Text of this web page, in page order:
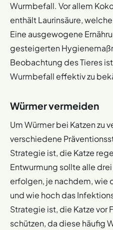
Wurmbefall. Vor allem
enthält Laurinsäure,
Eine ausgewogene
gesteigerten
Beobachtung des Tieres
Wurmbefall effektiv zu
Würmer vermeiden
Um Würmer bei Katzen zu
verschiedene
Strategie ist, die Katze
Entwurmung sollte alle
erfolgen, je nachdem, wie
und wie hoch das
Strategie ist, die Katze vor
schützen, da diese häufig